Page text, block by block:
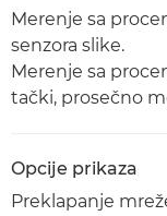
Merenje sa
senzora slike.
Merenje sa
tački, prosečno
Opcije prikaza
Preklapanje